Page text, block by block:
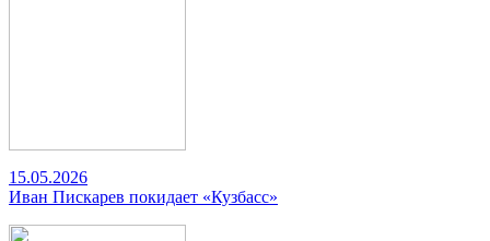
15.05.2026
Иван Пискарев покидает «Кузбасс»